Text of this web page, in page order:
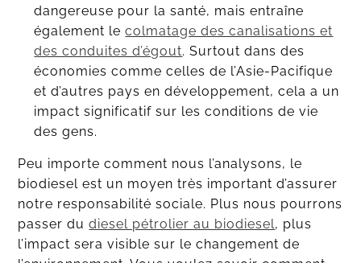
dangereuse pour la santé, mais entraîne
également lecolmatage des canalisations et
des conduites d’égout. Surtout dans des
économies comme celles de l’Asie-Pacifique
et d’autres pays en développement, cela a un
impact significatif sur les conditions de vie
des gens.
Peu importe comment nous l’analysons, le
biodiesel est un moyen très important d’assurer
notre responsabilité sociale. Plus nous pourrons
passer dudiesel pétrolier au biodiesel, plus
l’impact sera visible sur le changement de